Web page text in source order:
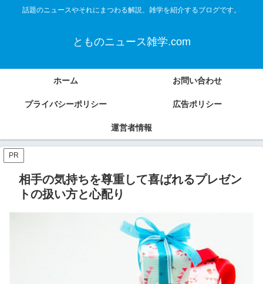
話題のニュースやそれにまつわる解説、雑学を紹介するブログです。
とものニュース雑学.com
ホーム お問い合わせ
プライバシーポリシー 広告ポリシー
運営者情報
PR
相手の気持ちを尊重して喜ばれるプレゼン
トの扱い方と心配り